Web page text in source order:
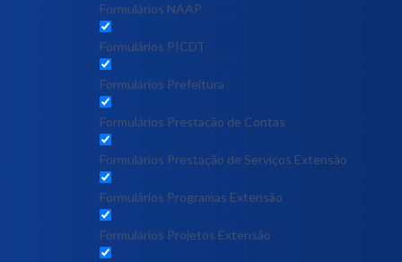
Formulários NAAP
Formulários PICDT
Formulários Prefeitura
Formulários Prestação de Contas
Formulários Prestação de Serviços Extensão
Formulários Programas Extensão
Formulários Projetos Extensão